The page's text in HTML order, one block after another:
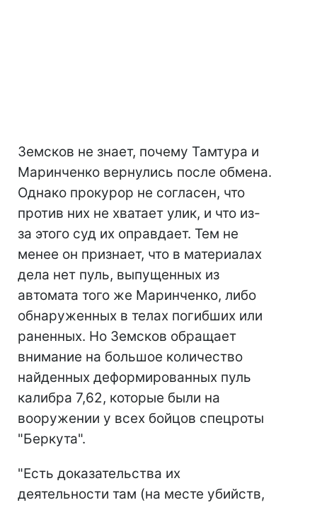
Земсков не знает, почему Тамтура и
Маринченко вернулись после обмена.
Однако прокурор не согласен, что
против них не хватает улик, и что из-
за этого суд их оправдает. Тем не
менее он признает, что в материалах
дела нет пуль, выпущенных из
автомата того же Маринченко, либо
обнаруженных в телах погибших или
раненных. Но Земсков обращает
внимание на большое количество
найденных деформированных пуль
калибра 7,62, которые были на
вооружении у всех бойцов спецроты
"Беркута".
"Есть доказательства их
деятельности там (на месте убийств,